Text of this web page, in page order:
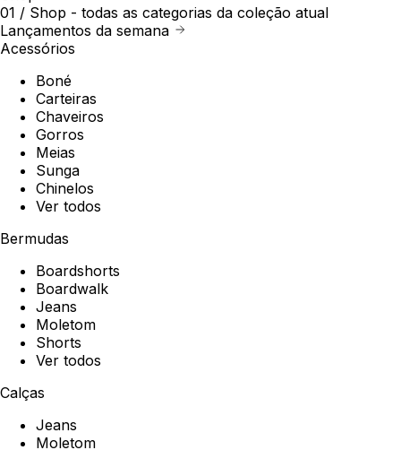
01 / Shop - todas as categorias da coleção atual
Lançamentos da semana
Acessórios
Boné
Carteiras
Chaveiros
Gorros
Meias
Sunga
Chinelos
Ver todos
Bermudas
Boardshorts
Boardwalk
Jeans
Moletom
Shorts
Ver todos
Calças
Jeans
Moletom